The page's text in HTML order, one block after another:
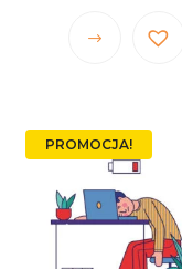
Ten
wiele
można
PROMOCJA!